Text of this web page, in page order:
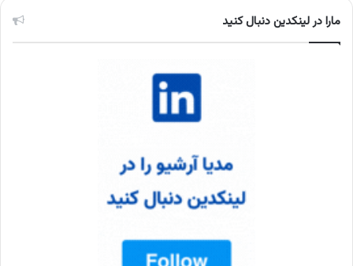
مارا در لینکدین دنبال کنید